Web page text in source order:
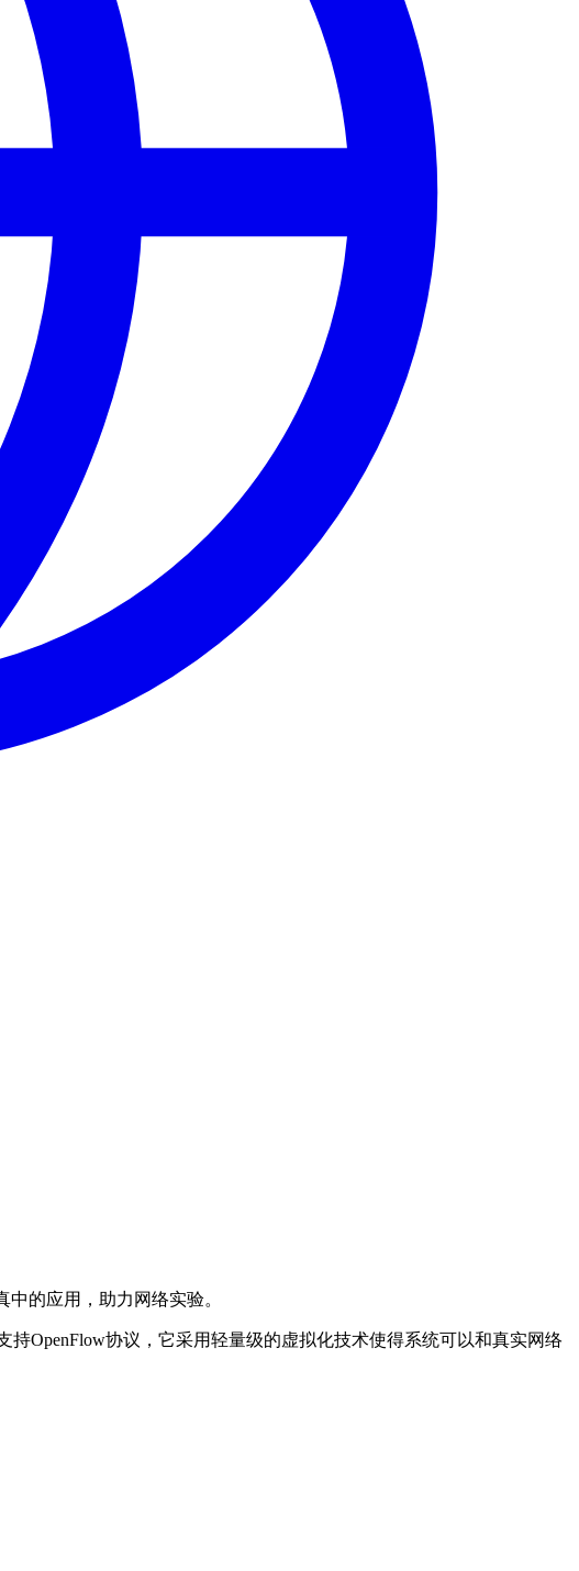
的应用，助力网络实验。
OpenFlow协议，它采用轻量级的虚拟化技术使得系统可以和真实网络